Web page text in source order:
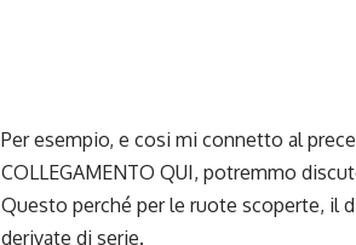
Per esempio, e cosi mi connetto al
COLLEGAMENTO QUI, potremmo
Questo perché per le ruote scoperte, il
derivate di serie.